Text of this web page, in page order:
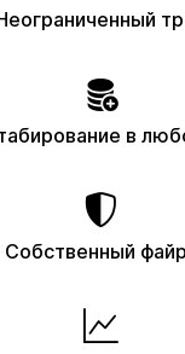
в
Собственный